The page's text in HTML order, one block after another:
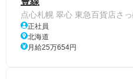
点心札幌 翠心 東急百貨店さ
正社員
北海道
月給25万654円